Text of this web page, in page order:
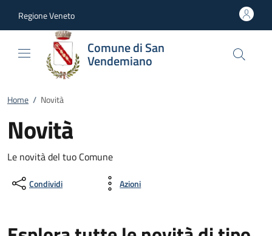
Regione Veneto
Comune di San
Vendemiano
Home / Novità
Novità
Le novità del tuo Comune
Condividi Azioni